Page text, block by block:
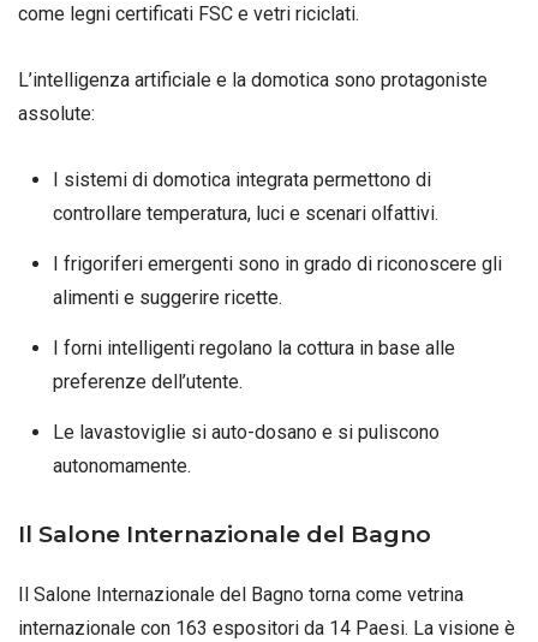
come legni certificati FSC e vetri riciclati.
L’intelligenza artificiale e la domotica sono protagoniste
assolute:
I sistemi di domotica integrata permettono di
controllare temperatura, luci e scenari olfattivi.
I frigoriferi emergenti sono in grado di riconoscere gli
alimenti e suggerire ricette.
I forni intelligenti regolano la cottura in base alle
preferenze dell’utente.
Le lavastoviglie si auto-dosano e si puliscono
autonomamente.
Il Salone Internazionale del Bagno
Il Salone Internazionale del Bagno torna come vetrina
internazionale con 163 espositori da 14 Paesi. La visione è